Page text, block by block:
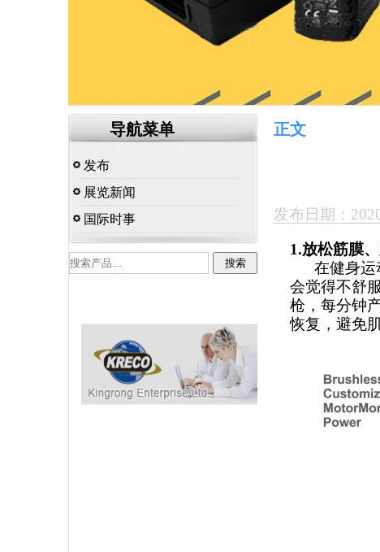
导航菜单
发布
展览新闻
国际时事
正文
发布日期：
1.放松筋膜
在健身运
会觉得不舒
枪，每分钟
恢复，避免